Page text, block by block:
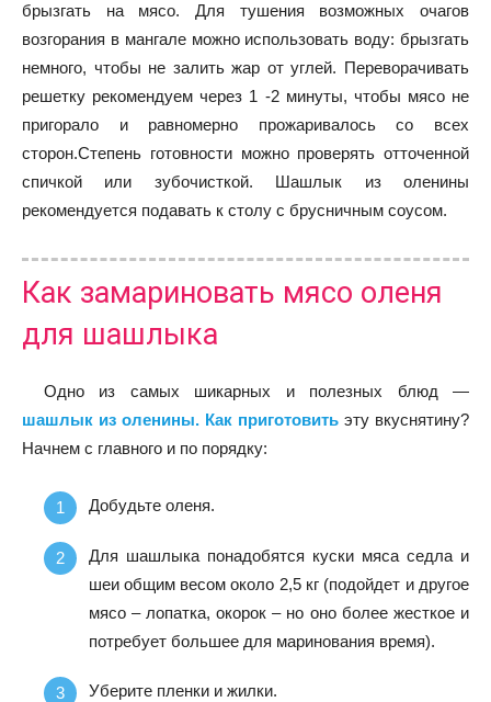
брызгать на мясо. Для тушения возможных очагов
возгорания в мангале можно использовать воду: брызгать
немного, чтобы не залить жар от углей. Переворачивать
решетку рекомендуем через 1 -2 минуты, чтобы мясо не
пригорало и равномерно прожаривалось со всех
сторон.Степень готовности можно проверять отточенной
спичкой или зубочисткой. Шашлык из оленины
рекомендуется подавать к столу с брусничным соусом.
Как замариновать мясо оленя
для шашлыка
Одно из самых шикарных и полезных блюд —
шашлык из оленины. Как приготовить эту вкуснятину?
Начнем с главного и по порядку:
Добудьте оленя.
Для шашлыка понадобятся куски мяса седла и
шеи общим весом около 2,5 кг (подойдет и другое
мясо – лопатка, окорок – но оно более жесткое и
потребует большее для маринования время).
Уберите пленки и жилки.